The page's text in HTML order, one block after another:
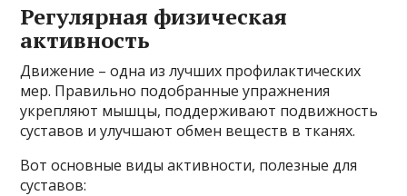
Регулярная физическая
активность
Движение – одна из лучших профилактических
мер. Правильно подобранные упражнения
укрепляют мышцы, поддерживают подвижность
суставов и улучшают обмен веществ в тканях.
Вот основные виды активности, полезные для
суставов: